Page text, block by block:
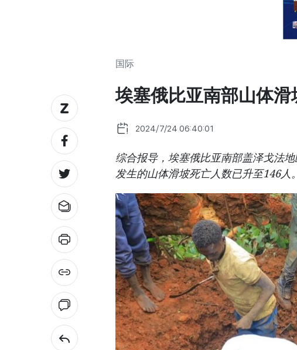
国际
埃塞俄比亚南部山体
2024/7/24 06:40:01
综合报导，埃塞俄比亚南部盖泽戈法
发生的山体滑坡死亡人数已升至146人。